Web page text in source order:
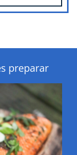
preparar